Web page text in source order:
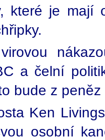
které je mají
a čelní
bude z
Ken
osobní